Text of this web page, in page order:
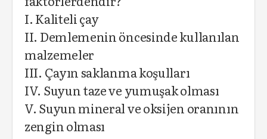
I. Kaliteli çay
II. Demlemenin öncesinde kullanılan
malzemeler
III. Çayın saklanma koşulları
IV. Suyun taze ve yumuşak olması
V. Suyun mineral ve oksijen oranının
zengin olması